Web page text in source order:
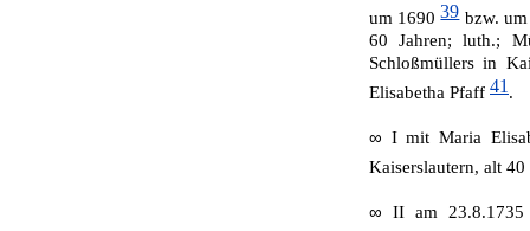
um 169039bzw.
60 Jahren; luth.;
Schloßmüllers in
Elisabetha Pfaff 41 .
∞ I mit Maria
Kaiserslautern, alt
∞ II am